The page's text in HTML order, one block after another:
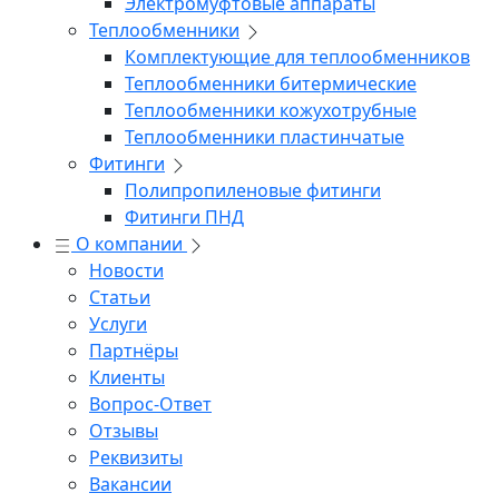
Теплообменники
Комплектующие для теплообменников
Теплообменники битермические
Теплообменники кожухотрубные
Теплообменники пластинчатые
Фитинги
Полипропиленовые фитинги
Фитинги ПНД
О компании
Новости
Статьи
Услуги
Партнёры
Клиенты
Вопрос-Ответ
Отзывы
Реквизиты
Вакансии